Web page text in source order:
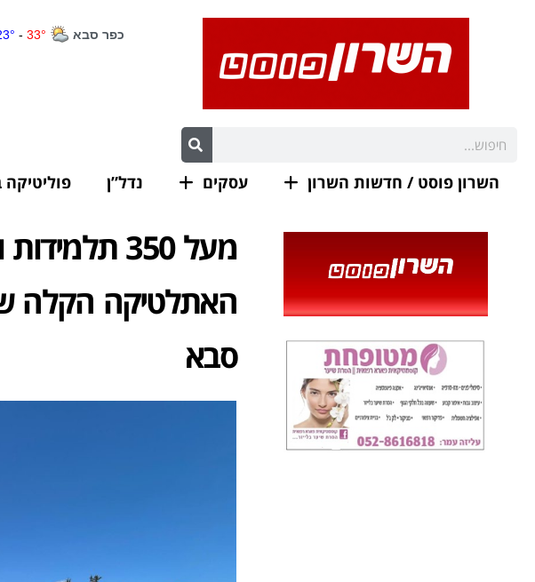
השרון פוסט / חדשות השרון עסקים נדל”ן
מעל 350
האתלטיקה הקלה
סבא